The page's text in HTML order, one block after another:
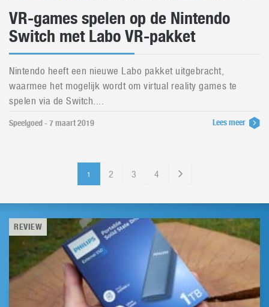
VR-games spelen op de Nintendo
Switch met Labo VR-pakket
Nintendo heeft een nieuwe Labo pakket uitgebracht,
waarmee het mogelijk wordt om virtual reality games te
spelen via de Switch....
Speelgoed - 7 maart 2019 Lees meer
1 2 3 4
REVIEW